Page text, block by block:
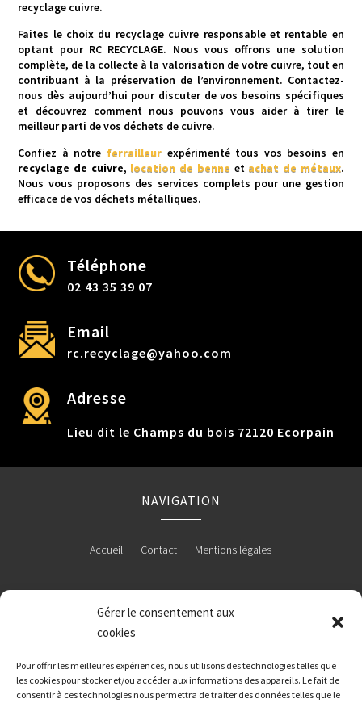
Gérer le consentement aux
cookies
Pour offrir les meilleures expériences, nous utilisons des technologies telles que
les cookies pour stocker et/ou accéder aux informations des appareils. Le fait de
consentir à ces technologies nous permettra de traiter des données telles que le
recyclage cuivre.
Faites le choix du recyclage cuivre responsable et rentable en
optant pour RC RECYCLAGE. Nous vous offrons une solution
complète, de la collecte à la valorisation de votre cuivre, tout en
contribuant à la préservation de l’environnement. Contactez-
nous dès aujourd’hui pour discuter de vos besoins spécifiques
et découvrez comment nous pouvons vous aider à tirer le
meilleur parti de vos déchets de cuivre.
Confiez à notre ferrailleurexpérimenté tous vos besoins en
recyclage de cuivre, location de benne et achat de métaux.
Nous vous proposons des services complets pour une gestion
efficace de vos déchets métalliques.
Téléphone
02 43 35 39 07
Email
rc.recyclage@yahoo.com
Adresse
Lieu dit le Champs du bois 72120 Ecorpain
NAVIGATION
Accueil Contact Mentions légales
RÉALISATION